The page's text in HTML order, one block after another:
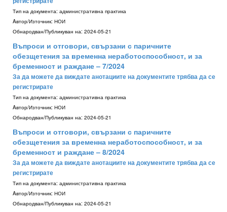
Тип на документа: административна практика
Aвтор/Източник: НОИ
Обнародван/Публикуван на: 2024-05-21
Въпроси и отговори, свързани с паричните
обезщетения за временна неработоспособност, и за
бременност и раждане – 7/2024
За да можете да виждате анотациите на документите трябва да се
регистрирате
Тип на документа: административна практика
Aвтор/Източник: НОИ
Обнародван/Публикуван на: 2024-05-21
Въпроси и отговори, свързани с паричните
обезщетения за временна неработоспособност, и за
бременност и раждане – 8/2024
За да можете да виждате анотациите на документите трябва да се
регистрирате
Тип на документа: административна практика
Aвтор/Източник: НОИ
Обнародван/Публикуван на: 2024-05-21